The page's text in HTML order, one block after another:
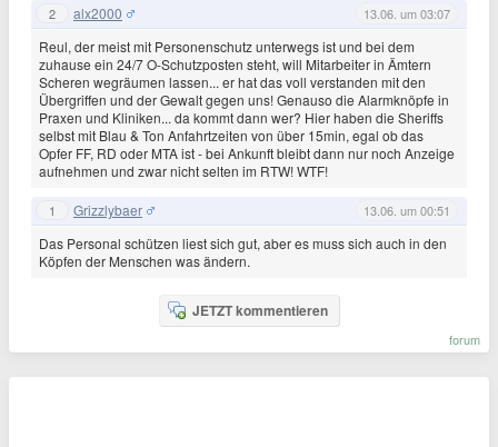
2 alx2000 13.06. um 03:07
Reul, der meist mit Personenschutz unterwegs ist und bei dem
zuhause ein 24/7 O-Schutzposten steht, will Mitarbeiter in Ämtern
Scheren wegräumen lassen... er hat das voll verstanden mit den
Übergriffen und der Gewalt gegen uns! Genauso die Alarmknöpfe in
Praxen und Kliniken... da kommt dann wer? Hier haben die Sheriffs
selbst mit Blau & Ton Anfahrtzeiten von über 15min, egal ob das
Opfer FF, RD oder MTA ist - bei Ankunft bleibt dann nur noch Anzeige
aufnehmen und zwar nicht selten im RTW! WTF!
1 Grizzlybaer 13.06. um 00:51
Das Personal schützen liest sich gut, aber es muss sich auch in den
Köpfen der Menschen was ändern.
JETZT kommentieren
forum